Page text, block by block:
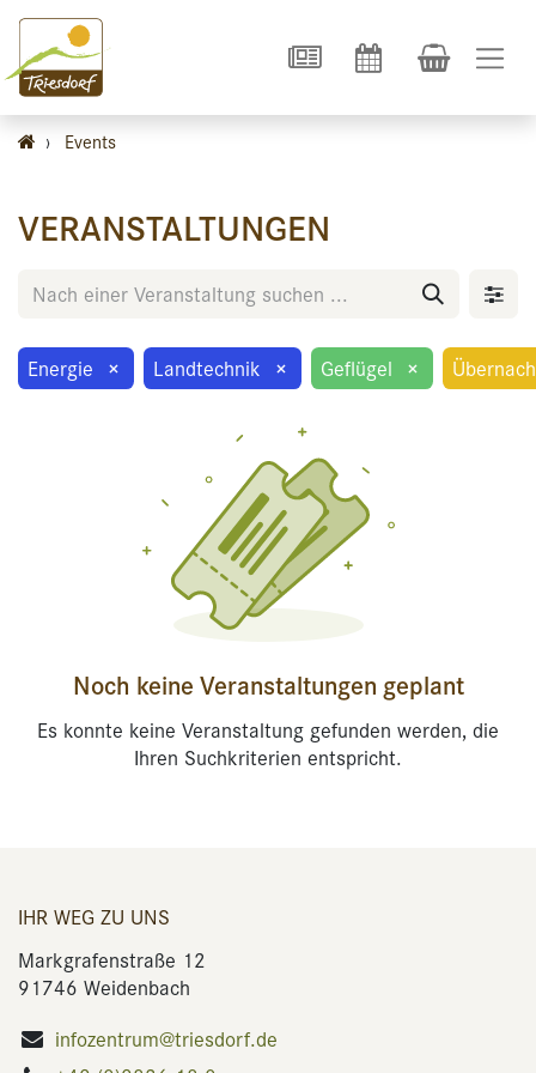
› Events
VERANSTALTUNGEN
Energie × Landtechnik × Geflügel ×
Noch keine Veranstaltungen geplant
Es konnte keine Veranstaltung gefunden werden, die
Ihren Suchkriterien entspricht.
IHR WEG ZU UNS
Markgrafenstraße 12
91746 Weidenbach
infozentrum@triesdorf.de